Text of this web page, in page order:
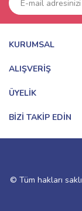
KURUMSAL
ALIŞVERİŞ
ÜYELİK
BİZİ TAKİP EDİN
© Tüm hakları